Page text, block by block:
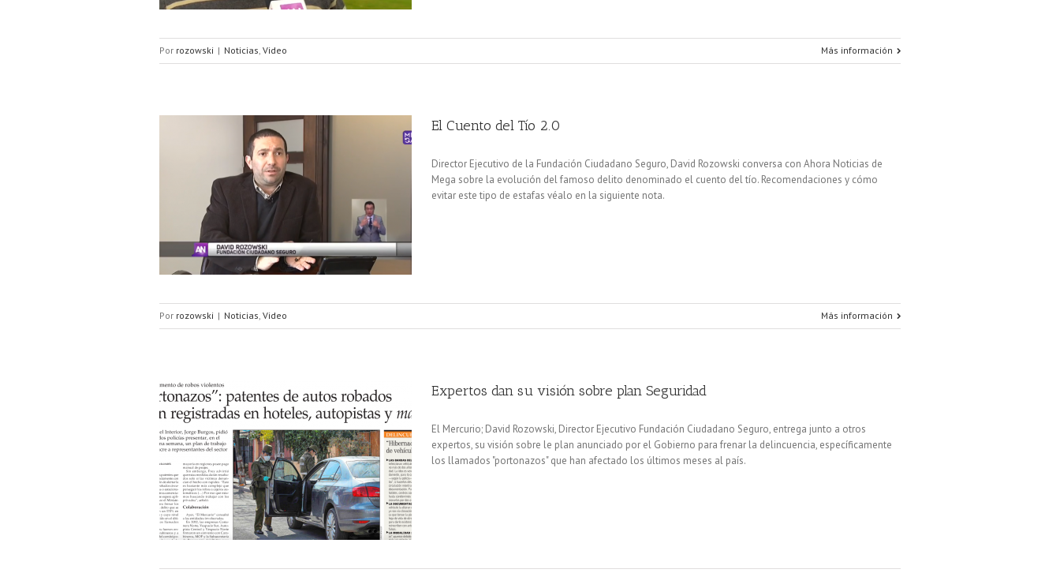
Por rozowski | Noticias, Video Más información
El Cuento del Tío 2.0
Director Ejecutivo de la Fundación Ciudadano Seguro, David Rozowski conversa con Ahora Noticias de
Mega sobre la evolución del famoso delito denominado el cuento del tío. Recomendaciones y cómo
evitar este tipo de estafas véalo en la siguiente nota.
Por rozowski | Noticias, Video Más información
Expertos dan su visión sobre plan Seguridad
El Mercurio; David Rozowski, Director Ejecutivo Fundación Ciudadano Seguro, entrega junto a otros
expertos, su visión sobre le plan anunciado por el Gobierno para frenar la delincuencia, específicamente
los llamados "portonazos" que han afectado los últimos meses al país.